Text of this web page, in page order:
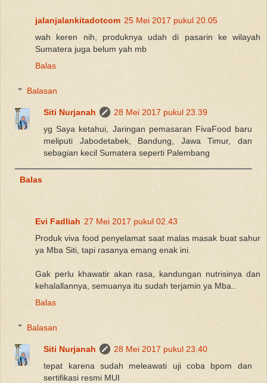
jalanjalankitadotcom 25 Mei 2017 pukul 20.05
wah keren nih, produknya udah di pasarin ke wilayah
Sumatera juga belum yah mb
Balas
Balasan
Siti Nurjanah
28 Mei 2017 pukul 23.39
yg Saya ketahui, Jaringan pemasaran FivaFood baru
meliputi Jabodetabek, Bandung, Jawa Timur, dan
sebagian kecil Sumatera seperti Palembang
Balas
Evi Fadliah 27 Mei 2017 pukul 02.43
Produk viva food penyelamat saat malas masak buat sahur
ya Mba Siti, tapi rasanya emang enak ini.
Gak perlu khawatir akan rasa, kandungan nutrisinya dan
kehalallannya, semuanya itu sudah terjamin ya Mba..
Balas
Balasan
Siti Nurjanah
28 Mei 2017 pukul 23.40
tepat karena sudah meleawati uji coba bpom dan
sertifikasi resmi MUI